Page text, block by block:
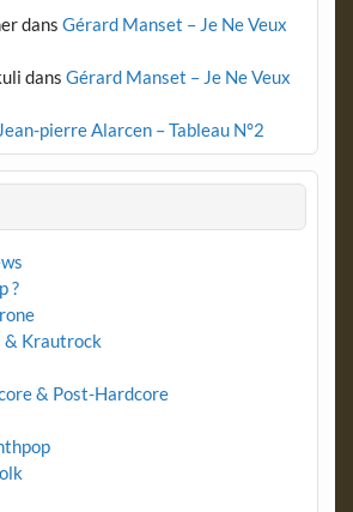
dans Gérard Manset – Je Ne Veux
dans Gérard Manset – Je Ne Veux
Jean-pierre Alarcen – Tableau N°2
?
& Krautrock
& Post-Hardcore